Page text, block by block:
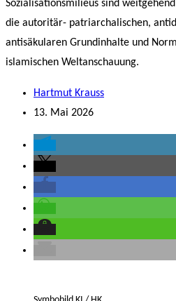
Sozialisationsmilieus sind
die autoritär- patriarchalischen,
antisäkularen Grundinhalte und
islamischen Weltanschauung.
Hartmut Krauss
13. Mai 2026